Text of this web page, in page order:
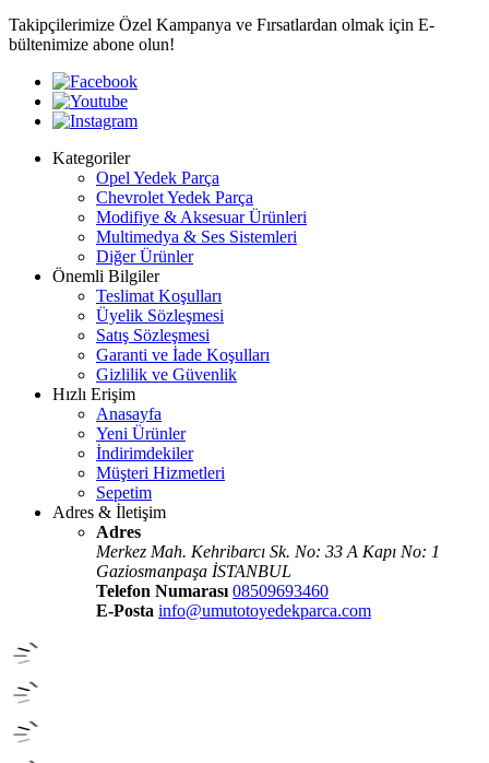
Takipçilerimize Özel Kampanya ve Fırsatlardan olmak için E-
bültenimize abone olun!
Kategoriler
Opel Yedek Parça
Chevrolet Yedek Parça
Modifiye & Aksesuar Ürünleri
Multimedya & Ses Sistemleri
Diğer Ürünler
Önemli Bilgiler
Teslimat Koşulları
Üyelik Sözleşmesi
Satış Sözleşmesi
Garanti ve İade Koşulları
Gizlilik ve Güvenlik
Hızlı Erişim
Anasayfa
Yeni Ürünler
İndirimdekiler
Müşteri Hizmetleri
Sepetim
Adres & İletişim
Adres
Merkez Mah. Kehribarcı Sk. No: 33 A Kapı No: 1
Gaziosmanpaşa İSTANBUL
Telefon Numarası 08509693460
E-Posta info@umutotoyedekparca.com